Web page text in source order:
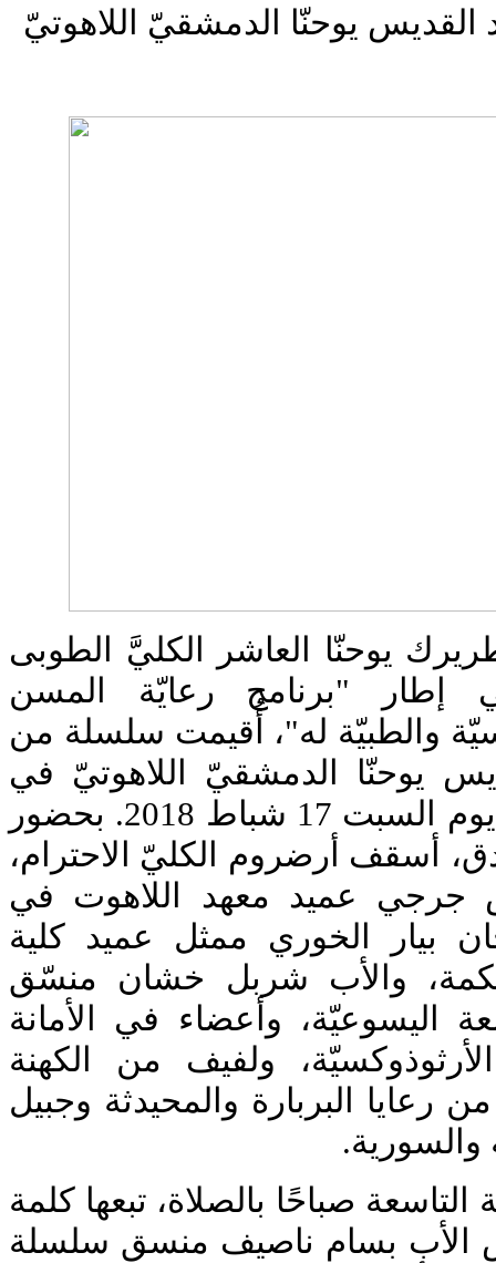
يوحنّا الدمشقيّ اللاهوتيّ
يوحنّا العاشر الكليَّ الطوبى
إطار "برنامج رعايّة المسن
والطبيّة له"، أُقيمت سلسلة من
يوحنّا الدمشقيّ اللاهوتيّ في
جامعة البلمند، وذلك في يوم السبت 17 شباط 2018. بحضور
أسقف أرضروم الكليّ الاحترام،
جرجي عميد معهد اللاهوت في
بيار الخوري ممثل عميد كلية
والأب شربل خشان منسّق
اليسوعيّة، وأعضاء في الأمانة
ولفيف من الكهنة
رعايا البربارة والمحيدثة وجبيل
والسورية.
صباحًا بالصلاة، تبعها كلمة
بسام ناصيف منسق سلسلة